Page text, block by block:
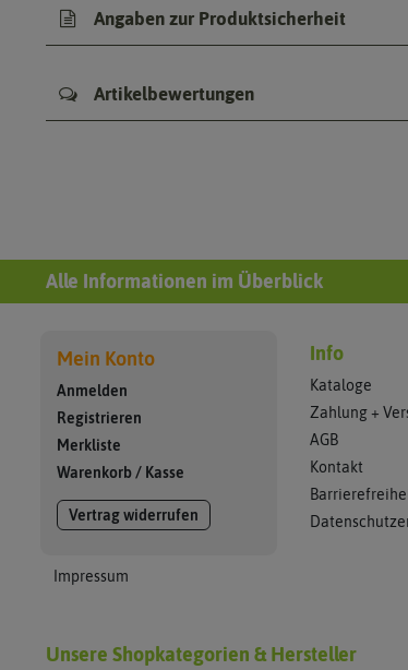
Angaben zur Produktsicherheit
Artikelbewertungen
Alle Informationen im Überblick
Mein Konto
Anmelden
Registrieren
Merkliste
Warenkorb / Kasse
Vertrag widerrufen
Impressum
Info
Kataloge
Zahlung +
AGB
Kontakt
Unsere Shopkategorien & Hersteller